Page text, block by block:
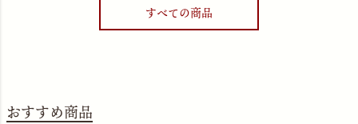
すべての商品
おすすめ商品